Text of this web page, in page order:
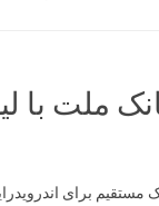
ملت با
مستقیم برای